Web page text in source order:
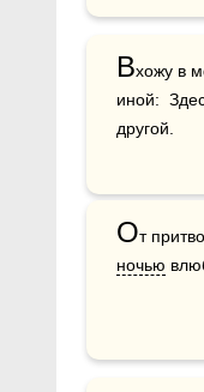
Вхожу в
иной:
другой.
От
ночью